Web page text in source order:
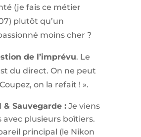
(je fais ce métier
plutôt qu’un
moins cher ?
de l’imprévu. Le
du direct. On ne peut
on la refait ! ».
& Sauvegarde :Je viens
plusieurs boîtiers.
principal (le Nikon